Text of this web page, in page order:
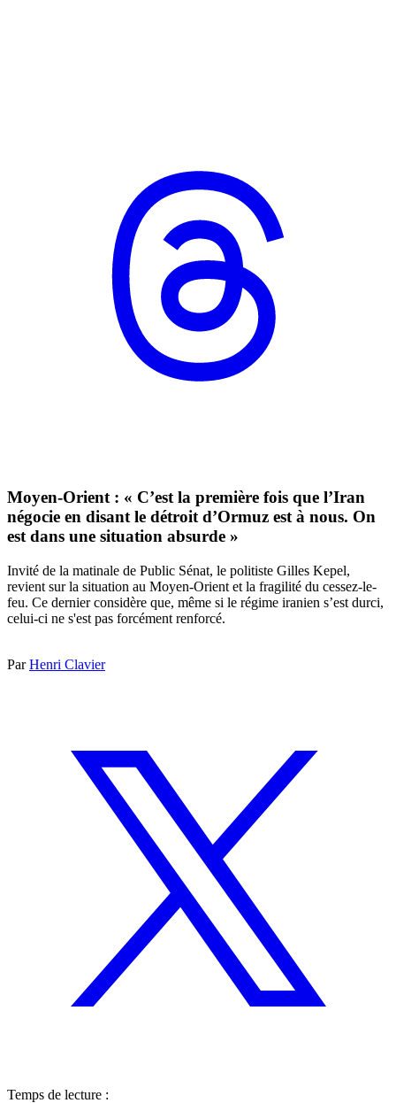
Moyen-Orient : « C’est la première fois que l’Iran
négocie en disant le détroit d’Ormuz est à nous. On
est dans une situation absurde »
Invité de la matinale de Public Sénat, le politiste Gilles Kepel,
revient sur la situation au Moyen-Orient et la fragilité du cessez-le-
feu. Ce dernier considère que, même si le régime iranien s’est durci,
celui-ci ne s'est pas forcément renforcé.
ParHenri Clavier
Temps de lecture :